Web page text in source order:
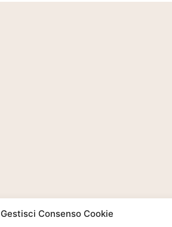
Gestisci Consenso Cookie